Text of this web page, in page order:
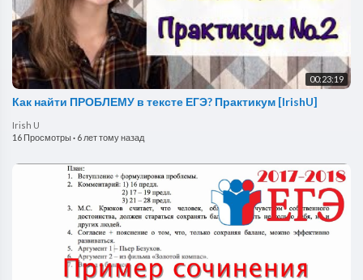
00:23:19
Как найти ПРОБЛЕМУ в тексте ЕГЭ? Практикум [IrishU]
Irish U
16 Просмотры· 6 лет тому назад